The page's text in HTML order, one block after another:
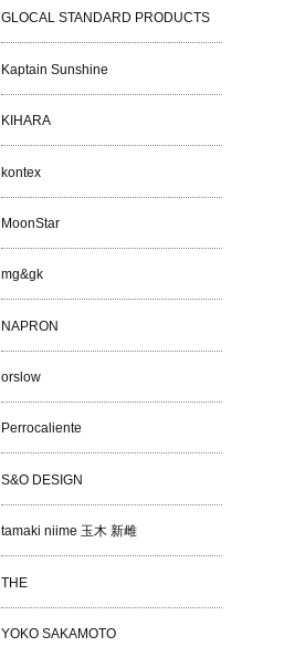
GLOCAL STANDARD PRODUCTS
Kaptain Sunshine
KIHARA
kontex
MoonStar
mg&gk
NAPRON
orslow
Perrocaliente
S&O DESIGN
tamaki niime 玉木 新雌
THE
YOKO SAKAMOTO